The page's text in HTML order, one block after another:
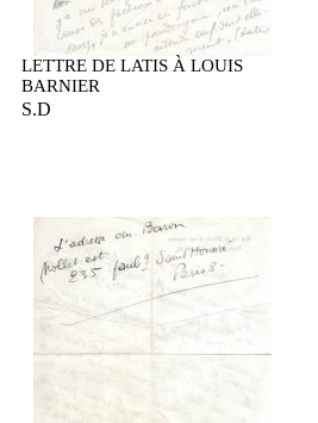
LETTRE DE LATIS À LOUIS
BARNIER
S.D